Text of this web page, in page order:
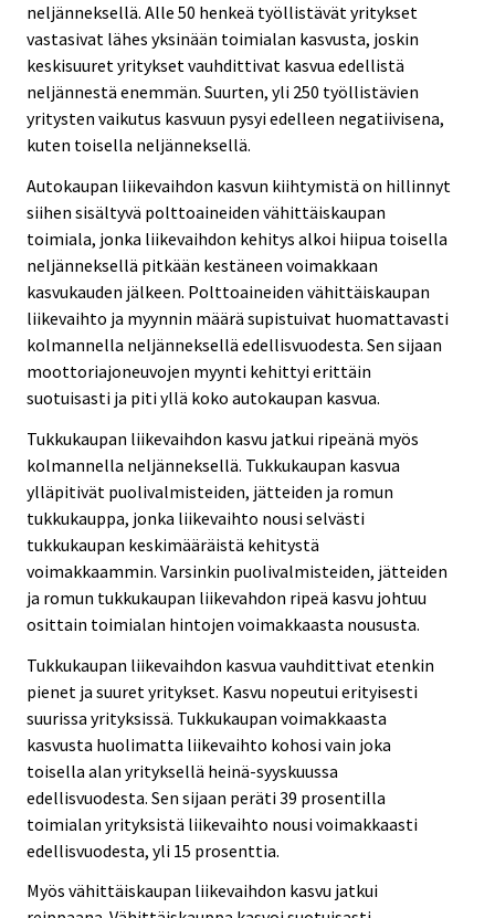
neljänneksellä. Alle 50 henkeä työllistävät yritykset
vastasivat lähes yksinään toimialan kasvusta, joskin
keskisuuret yritykset vauhdittivat kasvua edellistä
neljännestä enemmän. Suurten, yli 250 työllistävien
yritysten vaikutus kasvuun pysyi edelleen negatiivisena,
kuten toisella neljänneksellä.
Autokaupan liikevaihdon kasvun kiihtymistä on hillinnyt
siihen sisältyvä polttoaineiden vähittäiskaupan
toimiala, jonka liikevaihdon kehitys alkoi hiipua toisella
neljänneksellä pitkään kestäneen voimakkaan
kasvukauden jälkeen. Polttoaineiden vähittäiskaupan
liikevaihto ja myynnin määrä supistuivat huomattavasti
kolmannella neljänneksellä edellisvuodesta. Sen sijaan
moottoriajoneuvojen myynti kehittyi erittäin
suotuisasti ja piti yllä koko autokaupan kasvua.
Tukkukaupan liikevaihdon kasvu jatkui ripeänä myös
kolmannella neljänneksellä. Tukkukaupan kasvua
ylläpitivät puolivalmisteiden, jätteiden ja romun
tukkukauppa, jonka liikevaihto nousi selvästi
tukkukaupan keskimääräistä kehitystä
voimakkaammin. Varsinkin puolivalmisteiden, jätteiden
ja romun tukkukaupan liikevahdon ripeä kasvu johtuu
osittain toimialan hintojen voimakkaasta noususta.
Tukkukaupan liikevaihdon kasvua vauhdittivat etenkin
pienet ja suuret yritykset. Kasvu nopeutui erityisesti
suurissa yrityksissä. Tukkukaupan voimakkaasta
kasvusta huolimatta liikevaihto kohosi vain joka
toisella alan yrityksellä heinä-syyskuussa
edellisvuodesta. Sen sijaan peräti 39 prosentilla
toimialan yrityksistä liikevaihto nousi voimakkaasti
edellisvuodesta, yli 15 prosenttia.
Myös vähittäiskaupan liikevaihdon kasvu jatkui